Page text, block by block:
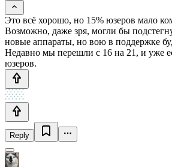
Это всё хорошо, но 15% юзеров мало
Возможно, даже зря, могли бы
новые аппараты, но вою в поддержке
Недавно мы перешли с 16 на 21, и уже
юзеров.
Reply